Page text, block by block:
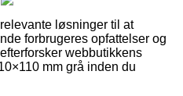
løsninger til at
forbrugeres opfattelser og
webbutikkens
mm grå inden du